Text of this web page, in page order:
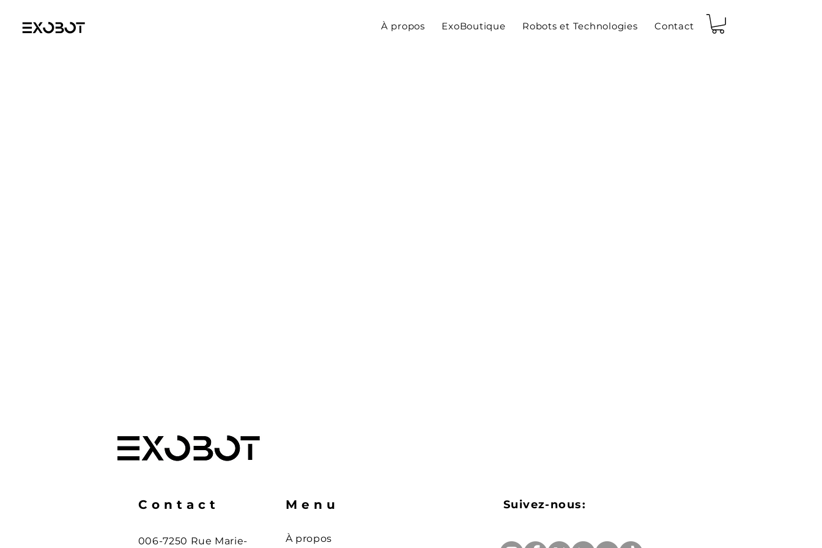
À propos ExoBoutique Robots et Technologies Contact
Contact
006-7250 Rue Marie-
Menu
À propos
Suivez-nous: